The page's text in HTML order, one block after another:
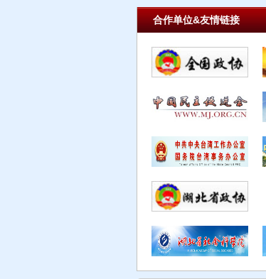
合作单位&友情链接